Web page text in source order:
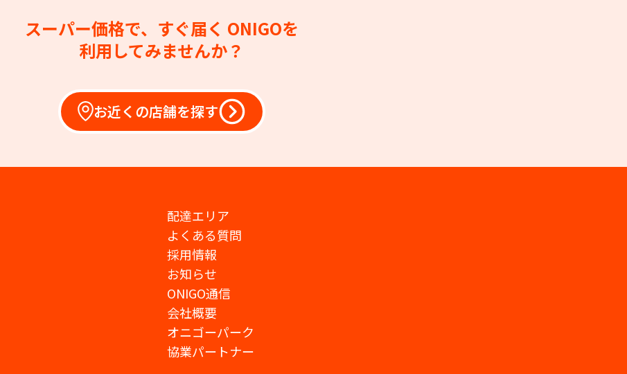
スーパー価格で、すぐ届く ONIGOを
利用してみませんか？
お近くの店舗を探す
配達エリア
よくある質問
採用情報
お知らせ
ONIGO通信
会社概要
オニゴーパーク
協業パートナー